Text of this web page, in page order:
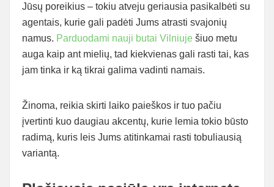
Jūsų poreikius – tokiu atveju geriausia pasikalbėti su
agentais, kurie gali padėti Jums atrasti svajonių
namus. Parduodami nauji butai Vilniuje šiuo metu
auga kaip ant mielių, tad kiekvienas gali rasti tai, kas
jam tinka ir ką tikrai galima vadinti namais.
Žinoma, reikia skirti laiko paieškos ir tuo pačiu
įvertinti kuo daugiau akcentų, kurie lemia tokio būsto
radimą, kuris leis Jums atitinkamai rasti tobuliausią
variantą.